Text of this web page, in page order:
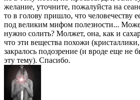
желание, уточните, пожалуйста на
то в голову пришло, что человечеству
под великим мифом полезности...
нужно солить? Молжет, она, как и
что эти вещества похожи
закралось подозрение (и вроде еще не
эту тему). Спасибо.